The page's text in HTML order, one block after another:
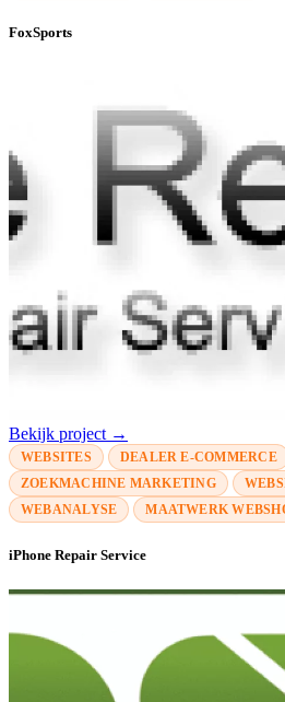
FoxSports
Bekijk project →
WEBSITES
DEALER E-COMMERCE
ZOEKMACHINE MARKETING
WEBANALYSE
MAATWERK
iPhone Repair Service